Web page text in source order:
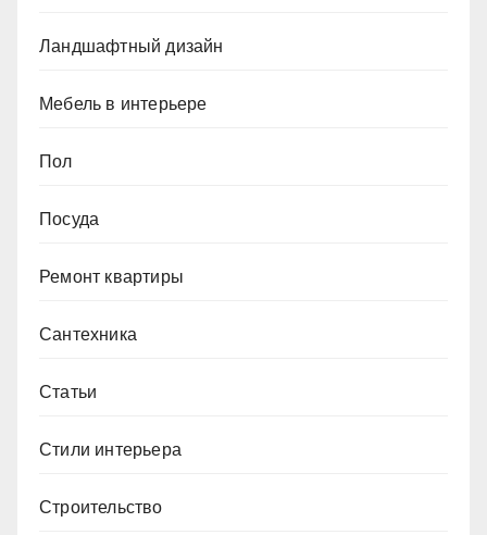
Ландшафтный дизайн
Мебель в интерьере
Пол
Посуда
Ремонт квартиры
Сантехника
Статьи
Стили интерьера
Строительство